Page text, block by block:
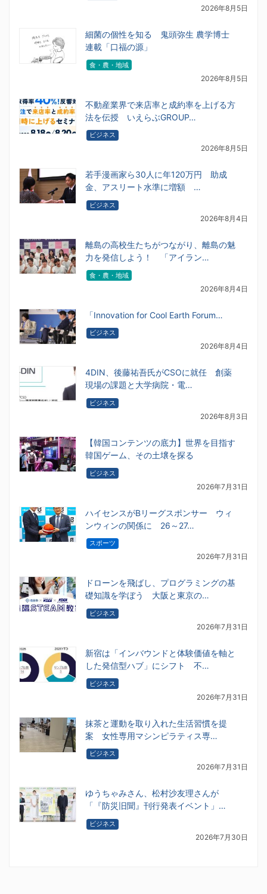
2026年8月5日
細菌の個性を知る 鬼頭弥生 農学博士
連載「口福の源」
食・農・地域
2026年8月5日
不動産業界で来店率と成約率を上げる方
法を伝授 いえらぶGROUP…
ビジネス
2026年8月5日
若手漫画家ら30人に年120万円 助成
金、アスリート水準に増額 …
ビジネス
2026年8月4日
離島の高校生たちがつながり、離島の魅
力を発信しよう！ 「アイラン…
食・農・地域
2026年8月4日
「Innovation for Cool Earth Forum…
ビジネス
2026年8月4日
4DIN、後藤祐吾氏がCSOに就任 創薬
現場の課題と大学病院・電…
ビジネス
2026年8月3日
【韓国コンテンツの底力】世界を目指す
韓国ゲーム、その土壌を探る
ビジネス
2026年7月31日
ハイセンスがBリーグスポンサー ウィ
ンウィンの関係に 26～27…
スポーツ
2026年7月31日
ドローンを飛ばし、プログラミングの基
礎知識を学ぼう 大阪と東京の…
ビジネス
2026年7月31日
新宿は「インバウンドと体験価値を軸と
した発信型ハブ」にシフト 不…
ビジネス
2026年7月31日
抹茶と運動を取り入れた生活習慣を提
案 女性専用マシンピラティス専…
ビジネス
2026年7月31日
ゆうちゃみさん、松村沙友理さんが
「『防災旧聞』刊行発表イベント」…
ビジネス
2026年7月30日